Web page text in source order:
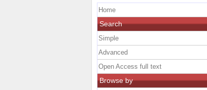
Home
Search
Simple
Advanced
Open Access full text
Browse by